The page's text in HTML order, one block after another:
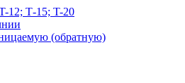
12; Т-15; T-20
(обратную)